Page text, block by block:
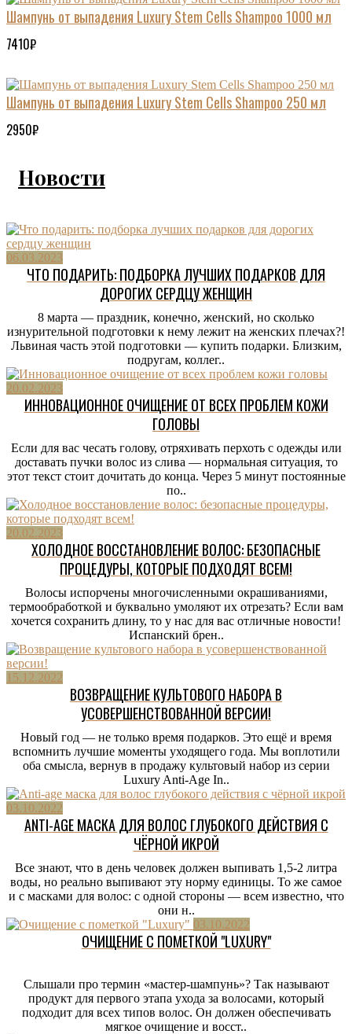
Шампунь от выпадения Luxury Stem Cells Shampoo 1000 мл
7410₽
Шампунь от выпадения Luxury Stem Cells Shampoo 250 мл
2950₽
Новости
06.03.2023
ЧТО ПОДАРИТЬ: ПОДБОРКА ЛУЧШИХ ПОДАРКОВ ДЛЯ
ДОРОГИХ СЕРДЦУ ЖЕНЩИН
8 марта — праздник, конечно, женский, но сколько
изнурительной подготовки к нему лежит на женских плечах?!
Львиная часть этой подготовки — купить подарки. Близким,
подругам, коллег..
20.02.2023
ИННОВАЦИОННОЕ ОЧИЩЕНИЕ ОТ ВСЕХ ПРОБЛЕМ КОЖИ
ГОЛОВЫ
Если для вас чесать голову, отряхивать перхоть с одежды или
доставать пучки волос из слива — нормальная ситуация, то
этот текст стоит дочитать до конца. Через 5 минут постоянные
по..
20.02.2023
ХОЛОДНОЕ ВОССТАНОВЛЕНИЕ ВОЛОС: БЕЗОПАСНЫЕ
ПРОЦЕДУРЫ, КОТОРЫЕ ПОДХОДЯТ ВСЕМ!
Волосы испорчены многочисленными окрашиваниями,
термообработкой и буквально умоляют их отрезать? Если вам
хочется сохранить длину, то у нас для вас отличные новости!
Испанский брен..
15.12.2022
ВОЗВРАЩЕНИЕ КУЛЬТОВОГО НАБОРА В
УСОВЕРШЕНСТВОВАННОЙ ВЕРСИИ!
Новый год — не только время подарков. Это ещё и время
вспомнить лучшие моменты уходящего года. Мы воплотили
оба смысла, вернув в продажу культовый набор из серии
Luxury Anti-Age In..
03.10.2022
ANTI-AGE МАСКА ДЛЯ ВОЛОС ГЛУБОКОГО ДЕЙСТВИЯ С
ЧЁРНОЙ ИКРОЙ
Все знают, что в день человек должен выпивать 1,5-2 литра
воды, но реально выпивают эту норму единицы. То же самое
и с масками для волос: с одной стороны — всем известно, что
они н..
03.10.2022
ОЧИЩЕНИЕ С ПОМЕТКОЙ "LUXURY"
Слышали про термин «мастер-шампунь»? Так называют
продукт для первого этапа ухода за волосами, который
подходит для всех типов волос. Он должен обеспечивать
мягкое очищение и восст..